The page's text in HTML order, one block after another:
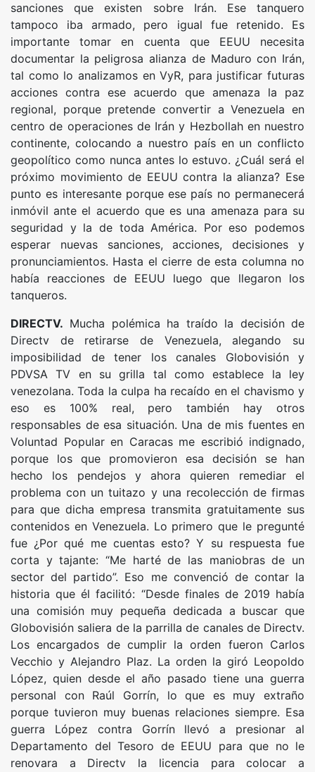
sanciones que existen sobre Irán. Ese tanquero
tampoco iba armado, pero igual fue retenido. Es
importante tomar en cuenta que EEUU necesita
documentar la peligrosa alianza de Maduro con Irán,
tal como lo analizamos en VyR, para justificar futuras
acciones contra ese acuerdo que amenaza la paz
regional, porque pretende convertir a Venezuela en
centro de operaciones de Irán y Hezbollah en nuestro
continente, colocando a nuestro país en un conflicto
geopolítico como nunca antes lo estuvo. ¿Cuál será el
próximo movimiento de EEUU contra la alianza? Ese
punto es interesante porque ese país no permanecerá
inmóvil ante el acuerdo que es una amenaza para su
seguridad y la de toda América. Por eso podemos
esperar nuevas sanciones, acciones, decisiones y
pronunciamientos. Hasta el cierre de esta columna no
había reacciones de EEUU luego que llegaron los
tanqueros.
DIRECTV. Mucha polémica ha traído la decisión de
Directv de retirarse de Venezuela, alegando su
imposibilidad de tener los canales Globovisión y
PDVSA TV en su grilla tal como establece la ley
venezolana. Toda la culpa ha recaído en el chavismo y
eso es 100% real, pero también hay otros
responsables de esa situación. Una de mis fuentes en
Voluntad Popular en Caracas me escribió indignado,
porque los que promovieron esa decisión se han
hecho los pendejos y ahora quieren remediar el
problema con un tuitazo y una recolección de firmas
para que dicha empresa transmita gratuitamente sus
contenidos en Venezuela. Lo primero que le pregunté
fue ¿Por qué me cuentas esto? Y su respuesta fue
corta y tajante: “Me harté de las maniobras de un
sector del partido”. Eso me convenció de contar la
historia que él facilitó: “Desde finales de 2019 había
una comisión muy pequeña dedicada a buscar que
Globovisión saliera de la parrilla de canales de Directv.
Los encargados de cumplir la orden fueron Carlos
Vecchio y Alejandro Plaz. La orden la giró Leopoldo
López, quien desde el año pasado tiene una guerra
personal con Raúl Gorrín, lo que es muy extraño
porque tuvieron muy buenas relaciones siempre. Esa
guerra López contra Gorrín llevó a presionar al
Departamento del Tesoro de EEUU para que no le
renovara a Directv la licencia para colocar a